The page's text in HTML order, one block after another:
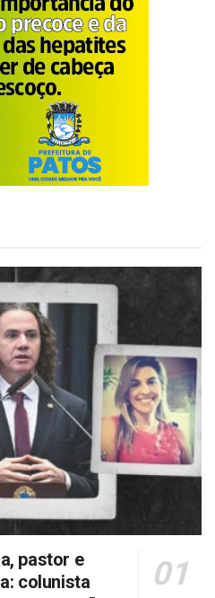
pastor e
colunista